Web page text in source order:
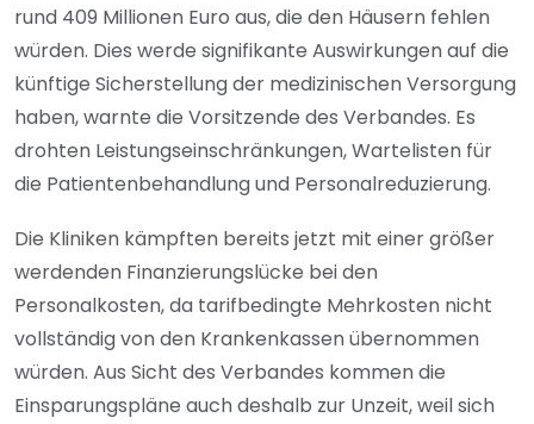
rund 409 Millionen Euro aus, die den Häusern fehlen
würden. Dies werde signifikante Auswirkungen auf die
künftige Sicherstellung der medizinischen Versorgung
haben, warnte die Vorsitzende des Verbandes. Es
drohten Leistungseinschränkungen, Wartelisten für
die Patientenbehandlung und Personalreduzierung.
Die Kliniken kämpften bereits jetzt mit einer größer
werdenden Finanzierungslücke bei den
Personalkosten, da tarifbedingte Mehrkosten nicht
vollständig von den Krankenkassen übernommen
würden. Aus Sicht des Verbandes kommen die
Einsparungspläne auch deshalb zur Unzeit, weil sich